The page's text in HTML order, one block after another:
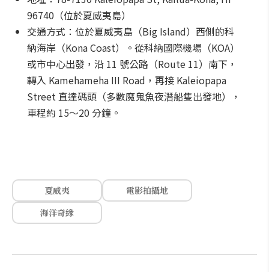
96740（位於夏威夷島）
交通方式：位於夏威夷島（Big Island）西側的科
納海岸（Kona Coast）。從科納國際機場（KOA）
或市中心出發，沿 11 號公路（Route 11）南下，
轉入 Kamehameha III Road，再接 Kaleiopapa
Street 直達碼頭（多數魔鬼魚夜潛船隻出發地），
車程約 15～20 分鐘。
夏威夷
電影拍攝地
海洋奇緣